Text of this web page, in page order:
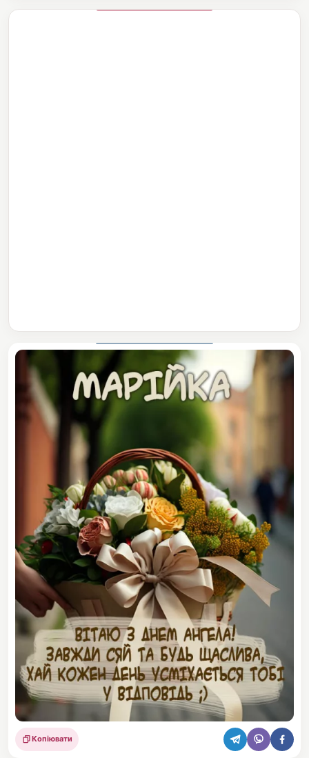
Поділитися
Копіювати